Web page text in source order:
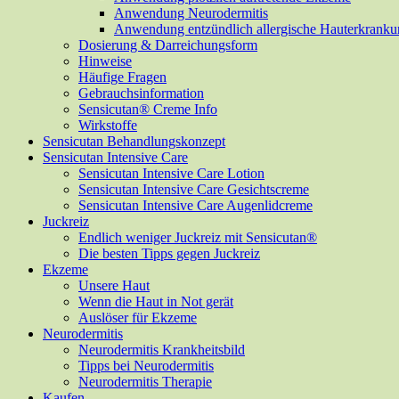
Anwendung Neurodermitis
Anwendung entzündlich allergische
Dosierung & Darreichungsform
Hinweise
Häufige Fragen
Gebrauchsinformation
Sensicutan® Creme Info
Wirkstoffe
Sensicutan Behandlungskonzept
Sensicutan Intensive Care
Sensicutan Intensive Care Lotion
Sensicutan Intensive Care Gesichtscreme
Sensicutan Intensive Care Augenlidcreme
Juckreiz
Endlich weniger Juckreiz mit Sensicutan®
Die besten Tipps gegen Juckreiz
Ekzeme
Unsere Haut
Wenn die Haut in Not gerät
Auslöser für Ekzeme
Neurodermitis
Neurodermitis Krankheitsbild
Tipps bei Neurodermitis
Neurodermitis Therapie